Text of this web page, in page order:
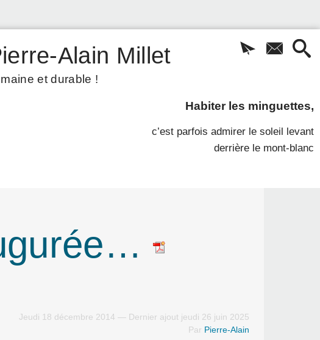
Alain Millet
et durable !
Habiter les minguettes,
c’est parfois admirer le soleil levant
derrière le mont-blanc
Jeudi 18 décembre 2014 — Dernier ajout jeudi 26 juin 2025
Par Pierre-Alain